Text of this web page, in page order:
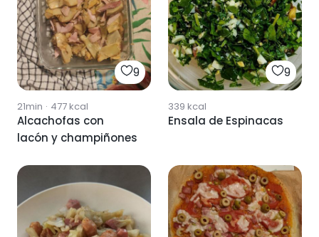
9
21min · 477kcal
Alcachofas con
lacón y champiñones
9
339 kcal
Ensala de Espinacas